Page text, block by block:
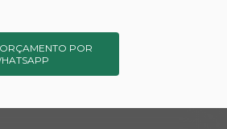
POR